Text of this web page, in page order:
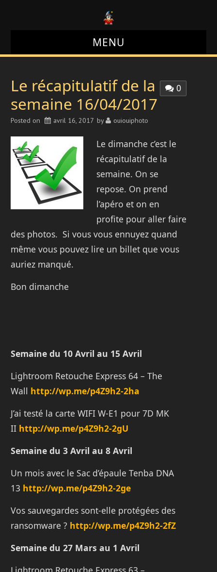
MENU
LE SITE
LE FORUM
LES PHOTOS
0
Le récapitulatif de la
semaine 16/04/2017
Posted on avril 16, 2017 by ouiouiphoto
Le dimanche c’est le
récapitulatif de la
semaine. On se
repose. On prend
l’apéro et on en
profite pour aller faire
des photos. Si vous vous ennuyez quand
même vous pouvez lire un billet que vous
auriez manqué.
Bon dimanche
Semaine du 10 Avril au 15 Avril
Lightroom Retouche Express 64 – The
Wall http://wp.me/p4Z9h2-2ha
J’ai testé la carte WIFI W-E1 pour 7D MK
II http://wp.me/p4Z9h2-2gU
Semaine du 3 Avril au 8 Avril
Un mois avec le Sac d’épaule Tenba DNA
13 http://wp.me/p4Z9h2-2ge
Vos sauvegardes sont-elle protégées des
ransomware ? http://wp.me/p4Z9h2-2fZ
Semaine du 27 Mars au 1 Avril